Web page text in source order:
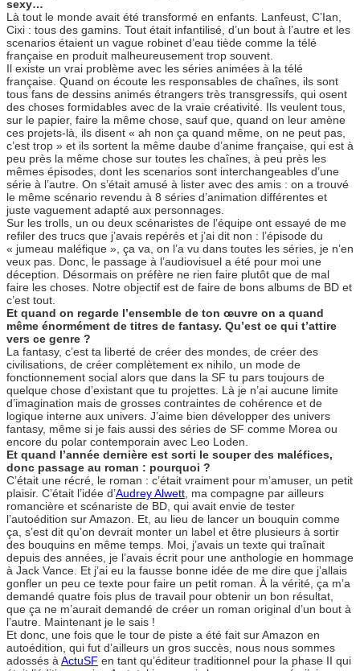
sexy…
Là tout le monde avait été transformé en enfants. Lanfeust, C’Ian,
Cixi : tous des gamins. Tout était infantilisé, d’un bout à l’autre et les
scenarios étaient un vague robinet d’eau tiède comme la télé
française en produit malheureusement trop souvent.
Il existe un vrai problème avec les séries animées à la télé
française. Quand on écoute les responsables de chaînes, ils sont
tous fans de dessins animés étrangers très transgressifs, qui osent
des choses formidables avec de la vraie créativité. Ils veulent tous,
sur le papier, faire la même chose, sauf que, quand on leur amène
ces projets-là, ils disent « ah non ça quand même, on ne peut pas,
c’est trop » et ils sortent la même daube d’anime française, qui est à
peu près la même chose sur toutes les chaînes, à peu près les
mêmes épisodes, dont les scenarios sont interchangeables d’une
série à l’autre. On s’était amusé à lister avec des amis : on a trouvé
le même scénario revendu à 8 séries d’animation différentes et
juste vaguement adapté aux personnages.
Sur les trolls, un ou deux scénaristes de l’équipe ont essayé de me
refiler des trucs que j’avais repérés et j’ai dit non : l’épisode du
« jumeau maléfique », ça va, on l’a vu dans toutes les séries, je n’en
veux pas. Donc, le passage à l’audiovisuel a été pour moi une
déception. Désormais on préfère ne rien faire plutôt que de mal
faire les choses. Notre objectif est de faire de bons albums de BD et
c’est tout.
Et quand on regarde l’ensemble de ton œuvre on a quand
même énormément de titres de fantasy. Qu’est ce qui t’attire
vers ce genre ?
La fantasy, c’est ta liberté de créer des mondes, de créer des
civilisations, de créer complètement ex nihilo, un mode de
fonctionnement social alors que dans la SF tu pars toujours de
quelque chose d’existant que tu projettes. Là je n’ai aucune limite
d’imagination mais de grosses contraintes de cohérence et de
logique interne aux univers. J’aime bien développer des univers
fantasy, même si je fais aussi des séries de SF comme Morea ou
encore du polar contemporain avec Leo Loden.
Et quand l’année dernière est sorti le souper des maléfices,
donc passage au roman : pourquoi ?
C’était une récré, le roman : c’était vraiment pour m’amuser, un petit
plaisir. C’était l’idée d’Audrey Alwett, ma compagne par ailleurs
romancière et scénariste de BD, qui avait envie de tester
l’autoédition sur Amazon. Et, au lieu de lancer un bouquin comme
ça, s’est dit qu’on devrait monter un label et être plusieurs à sortir
des bouquins en même temps. Moi, j’avais un texte qui traînait
depuis des années, je l’avais écrit pour une anthologie en hommage
à Jack Vance. Et j’ai eu la fausse bonne idée de me dire que j’allais
gonfler un peu ce texte pour faire un petit roman. À la vérité, ça m’a
demandé quatre fois plus de travail pour obtenir un bon résultat,
que ça ne m’aurait demandé de créer un roman original d’un bout à
l’autre. Maintenant je le sais !
Et donc, une fois que le tour de piste a été fait sur Amazon en
autoédition, qui fut d’ailleurs un gros succès, nous nous sommes
adossés àActuSF en tant qu’éditeur traditionnel pour la phase II qui